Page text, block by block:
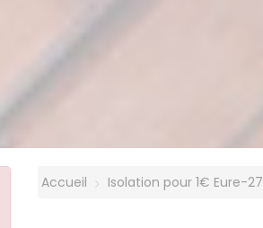
Accueil Isolation pour 1€ Eure-27